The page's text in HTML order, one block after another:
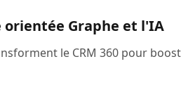
orientée Graphe et l'IA
le CRM 360 pour